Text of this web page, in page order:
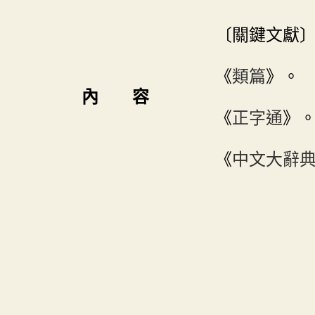
內 容
〔關鍵文獻〕
《類篇》。
《正字通》。
《中文大辭典